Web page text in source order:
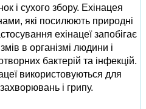
і сухого збору. Ехінацея
які посилюють природні
ехінацеї запобігає
в організмі людини і
бактерій та інфекцій.
використовуються для
і грипу.